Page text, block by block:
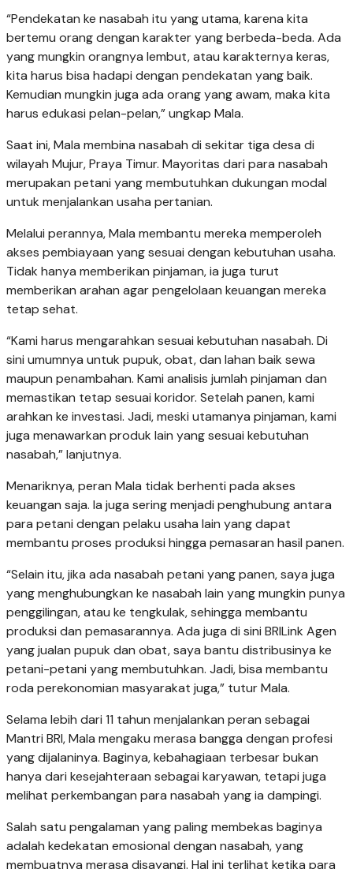
“Pendekatan ke nasabah itu yang utama, karena kita
bertemu orang dengan karakter yang berbeda-beda. Ada
yang mungkin orangnya lembut, atau karakternya keras,
kita harus bisa hadapi dengan pendekatan yang baik.
Kemudian mungkin juga ada orang yang awam, maka kita
harus edukasi pelan-pelan,” ungkap Mala.
Saat ini, Mala membina nasabah di sekitar tiga desa di
wilayah Mujur, Praya Timur. Mayoritas dari para nasabah
merupakan petani yang membutuhkan dukungan modal
untuk menjalankan usaha pertanian.
Melalui perannya, Mala membantu mereka memperoleh
akses pembiayaan yang sesuai dengan kebutuhan usaha.
Tidak hanya memberikan pinjaman, ia juga turut
memberikan arahan agar pengelolaan keuangan mereka
tetap sehat.
“Kami harus mengarahkan sesuai kebutuhan nasabah. Di
sini umumnya untuk pupuk, obat, dan lahan baik sewa
maupun penambahan. Kami analisis jumlah pinjaman dan
memastikan tetap sesuai koridor. Setelah panen, kami
arahkan ke investasi. Jadi, meski utamanya pinjaman, kami
juga menawarkan produk lain yang sesuai kebutuhan
nasabah,” lanjutnya.
Menariknya, peran Mala tidak berhenti pada akses
keuangan saja. Ia juga sering menjadi penghubung antara
para petani dengan pelaku usaha lain yang dapat
membantu proses produksi hingga pemasaran hasil panen.
“Selain itu, jika ada nasabah petani yang panen, saya juga
yang menghubungkan ke nasabah lain yang mungkin punya
penggilingan, atau ke tengkulak, sehingga membantu
produksi dan pemasarannya. Ada juga di sini BRILink Agen
yang jualan pupuk dan obat, saya bantu distribusinya ke
petani-petani yang membutuhkan. Jadi, bisa membantu
roda perekonomian masyarakat juga,” tutur Mala.
Selama lebih dari 11 tahun menjalankan peran sebagai
Mantri BRI, Mala mengaku merasa bangga dengan profesi
yang dijalaninya. Baginya, kebahagiaan terbesar bukan
hanya dari kesejahteraan sebagai karyawan, tetapi juga
melihat perkembangan para nasabah yang ia dampingi.
Salah satu pengalaman yang paling membekas baginya
adalah kedekatan emosional dengan nasabah, yang
membuatnya merasa disayangi. Hal ini terlihat ketika para